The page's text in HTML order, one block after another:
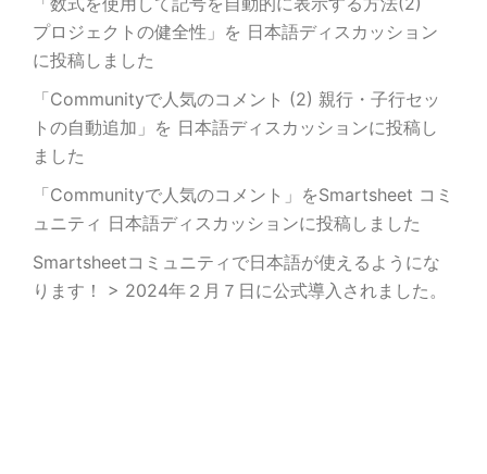
プロジェクトの健全性」を 日本語ディスカッション
に投稿しました
「Communityで人気のコメント (2) 親行・子行セッ
トの自動追加」を 日本語ディスカッションに投稿し
ました
「Communityで人気のコメント」をSmartsheet コミ
ュニティ 日本語ディスカッションに投稿しました
Smartsheetコミュニティで日本語が使えるようにな
ります！ > 2024年２月７日に公式導入されました。